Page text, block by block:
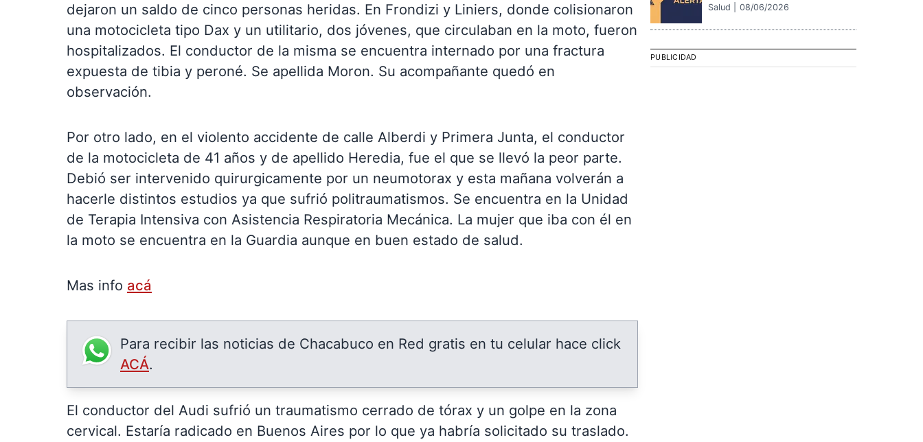
dejaron un saldo de cinco personas heridas. En Frondizi y Liniers, donde colisionaron
una motocicleta tipo Dax y un utilitario, dos jóvenes, que circulaban en la moto, fueron
hospitalizados. El conductor de la misma se encuentra internado por una fractura
expuesta de tibia y peroné. Se apellida Moron. Su acompañante quedó en
observación.
Por otro lado, en el violento accidente de calle Alberdi y Primera Junta, el conductor
de la motocicleta de 41 años y de apellido Heredia, fue el que se llevó la peor parte.
Debió ser intervenido quirurgicamente por un neumotorax y esta mañana volverán a
hacerle distintos estudios ya que sufrió politraumatismos. Se encuentra en la Unidad
de Terapia Intensiva con Asistencia Respiratoria Mecánica. La mujer que iba con él en
la moto se encuentra en la Guardia aunque en buen estado de salud.
Mas info acá
Para recibir las noticias de Chacabuco en Red gratis en tu celular hace click
ACÁ.
El conductor del Audi sufrió un traumatismo cerrado de tórax y un golpe en la zona
cervical. Estaría radicado en Buenos Aires por lo que ya habría solicitado su traslado.
Salud | 08/06/2026
PUBLICIDAD